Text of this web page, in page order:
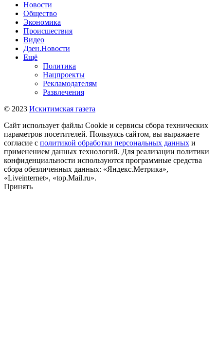
Новости
Общество
Экономика
Происшествия
Видео
Дзен.Новости
Ещё
Политика
Нацпроекты
Рекламодателям
Развлечения
© 2023 Искитимская газета
Сайт использует файлы Cookie и сервисы сбора технических
параметров посетителей. Пользуясь сайтом, вы выражаете
согласие с политикой обработки персональных данных и
применением данных технологий. Для реализации политики
конфиденциальности используются программные средства
сбора обезличенных данных: «Яндекс.Метрика»,
«Liveinternet», «top.Mail.ru».
Принять